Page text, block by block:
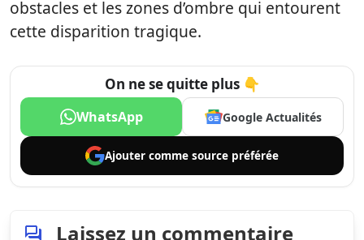
obstacles et les zones d’ombre qui entourent
cette disparition tragique.
On ne se quitte plus 👇
WhatsApp Google Actualités
Ajouter comme source préférée
Laissez un commentaire